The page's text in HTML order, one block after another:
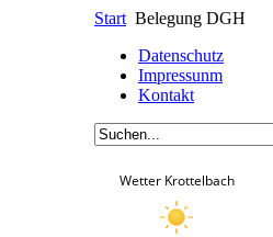
Start Belegung DGH
Datenschutz
Impressunm
Kontakt
Wetter Krottelbach